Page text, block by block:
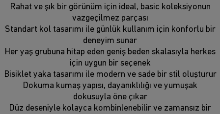
Rahat ve şık bir görünüm için ideal, basic koleksiyonun
vazgeçilmez parçası
Standart kol tasarımı ile günlük kullanım için konforlu bir
deneyim sunar
Her yaş grubuna hitap eden geniş beden skalasıyla herkes
için uygun bir seçenek
Bisiklet yaka tasarımı ile modern ve sade bir stil oluşturur
Dokuma kumaş yapısı, dayanıklılığı ve yumuşak
dokusuyla öne çıkar
Düz deseniyle kolayca kombinlenebilir ve zamansız bir